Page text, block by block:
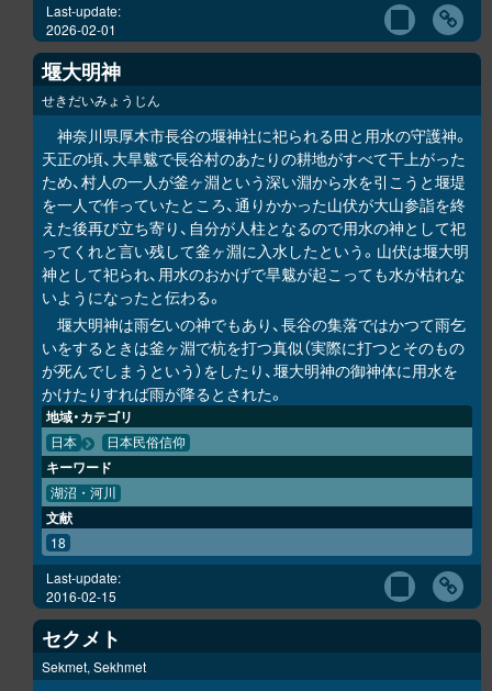
Last-update:
2026-02-01
堰大明神
せきだいみょうじん
神奈川県厚木市長谷の堰神社に祀られる田と用水の守護神。
天正の頃、大旱魃で長谷村のあたりの耕地がすべて干上がった
ため、村人の一人が釜ヶ淵という深い淵から水を引こうと堰堤
を一人で作っていたところ、通りかかった山伏が大山参詣を終
えた後再び立ち寄り、自分が人柱となるので用水の神として祀
ってくれと言い残して釜ヶ淵に入水したという。山伏は堰大明
神として祀られ、用水のおかげで旱魃が起こっても水が枯れな
いようになったと伝わる。
堰大明神は雨乞いの神でもあり、長谷の集落ではかつて雨乞
いをするときは釜ヶ淵で杭を打つ真似（実際に打つとそのもの
が死んでしまうという）をしたり、堰大明神の御神体に用水を
かけたりすれば雨が降るとされた。
地域・カテゴリ
日本 日本民俗信仰
キーワード
湖沼・河川
文献
18
Last-update:
2016-02-15
セクメト
Sekmet, Sekhmet